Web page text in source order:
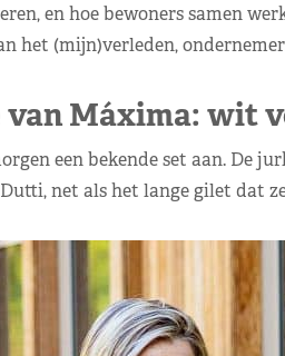
en hoe bewoners samen
het (mijn)verleden,
van Máxima: wit
een bekende set aan. De
net als het lange gilet dat